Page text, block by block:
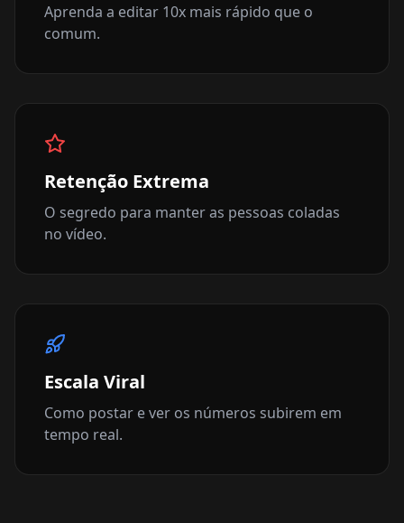
Aprenda a editar 10x mais rápido que o
comum.
Retenção Extrema
O segredo para manter as pessoas coladas
no vídeo.
Escala Viral
Como postar e ver os números subirem em
tempo real.